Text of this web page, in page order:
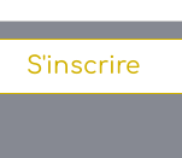
S'inscrire